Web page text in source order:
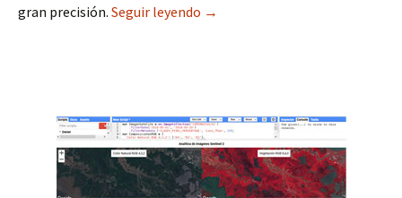
gran precisión. Seguir leyendo Sincronizando múltiples vistas
→